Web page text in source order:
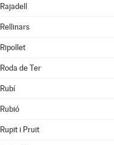
Rajadell
Rellinars
Ripollet
Roda de Ter
Rubí
Rubió
Rupit i Pruit